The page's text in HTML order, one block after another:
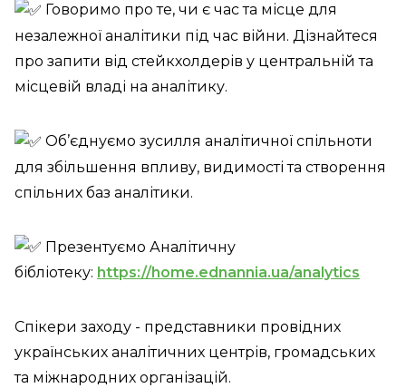
Говоримо про те, чи є час та місце для
незалежної аналітики під час війни. Дізнайтеся
про запити від стейкхолдерів у центральній та
місцевій владі на аналітику.
Об’єднуємо зусилля аналітичної спільноти
для збільшення впливу, видимості та створення
спільних баз аналітики.
Презентуємо Аналітичну
бібліотеку: https://home.ednannia.ua/analytics
Спікери заходу - представники провідних
українських аналітичних центрів, громадських
та міжнародних організацій.